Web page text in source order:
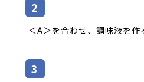
＜A＞を合わせ、調味液を作